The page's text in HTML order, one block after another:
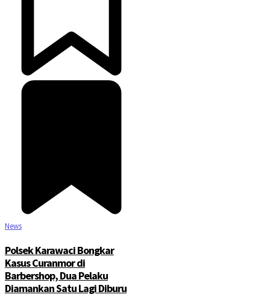
News
Polsek Karawaci Bongkar
Kasus Curanmor di
Barbershop, Dua Pelaku
Diamankan Satu Lagi Diburu